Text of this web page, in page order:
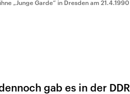
„Junge Garde“ in Dresden am 21.4.1990
gab es in der DDR